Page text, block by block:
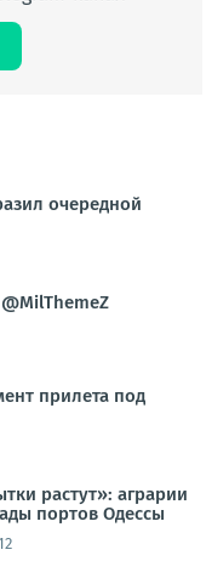
очередной
прилета под
растут»: аграрии
портов Одессы